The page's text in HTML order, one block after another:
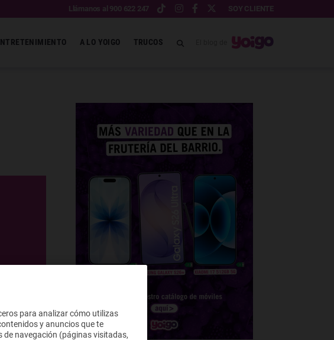
Llámanos al 900 622 247 SOY CLIENTE
A LO YOIGO TRUCOS
para analizar cómo utilizas
y anuncios que te
navegación (páginas visitadas,